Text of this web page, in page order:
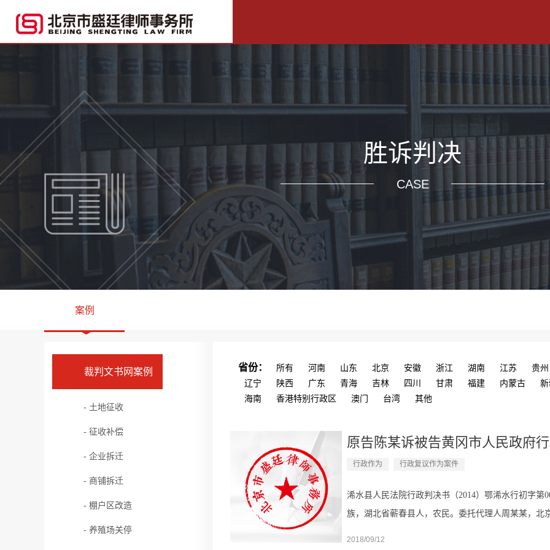
胜诉判决
CASE
案例
裁判文书网案例
- 土地征收
- 征收补偿
- 企业拆迁
- 商铺拆迁
- 棚户区改造
- 养殖场关停
省份： 所有 河南 山东 北京 安徽 浙江 湖南 江苏
贵州
辽宁
陕西 广东 青海 吉林 四川 甘肃 福建 内蒙古
海南
香港特别行政区 澳门 台湾 其他
原​告陈某诉被告黄冈市人民政府
行政作为 行政复议作为案件
浠水县人民法院行政判决书（2014）鄂浠水行初字第
族，湖北省蕲春县人，农民。委托代理人周某某，北
2018/09/12